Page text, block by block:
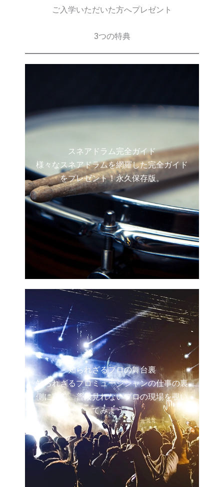
ご入学いただいた方へプレゼント
3つの特典
スネアドラム完全ガイド
様々なスネアドラムを網羅した完全ガイド
をプレゼント！永久保存版。
知られざるプロの舞台裏
知られざるプロミュージシャンの仕事の裏
側に密着。普段見れないプロの現場を覗い
てみよう！